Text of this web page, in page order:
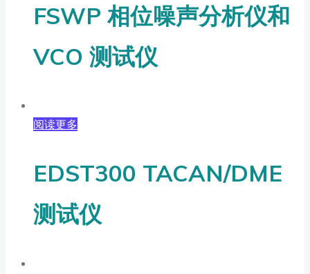
FSWP 相位噪声分析仪和
VCO 测试仪
阅读更多
EDST300 TACAN/DME
测试仪